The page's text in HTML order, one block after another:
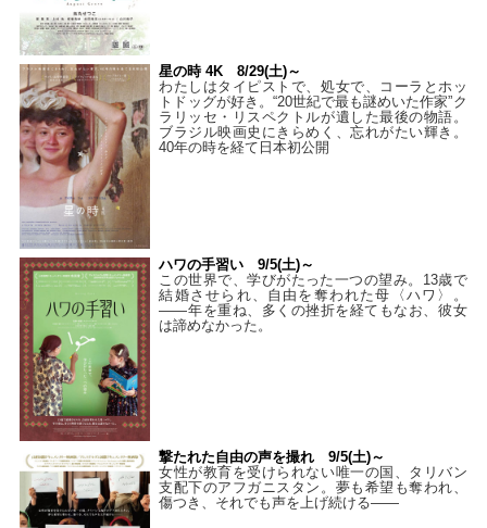
星の時 4K 8/29(土)～
わたしはタイピストで、処⼥で、コーラとホッ
トドッグが好き。“20世紀で最も謎めいた作家”ク
ラリッセ・リスペクトルが遺した最後の物語。
ブラジル映画史にきらめく、忘れがたい輝き。
40年の時を経て⽇本初公開
ハワの手習い 9/5(土)～
この世界で、学びがたった一つの望み。13歳で
結婚させられ、自由を奪われた母〈ハワ〉。
——年を重ね、多くの挫折を経てもなお、彼女
は諦めなかった。
撃たれた自由の声を撮れ 9/5(土)～
女性が教育を受けられない唯一の国、タリバン
支配下のアフガニスタン。夢も希望も奪われ、
傷つき、それでも声を上げ続ける——